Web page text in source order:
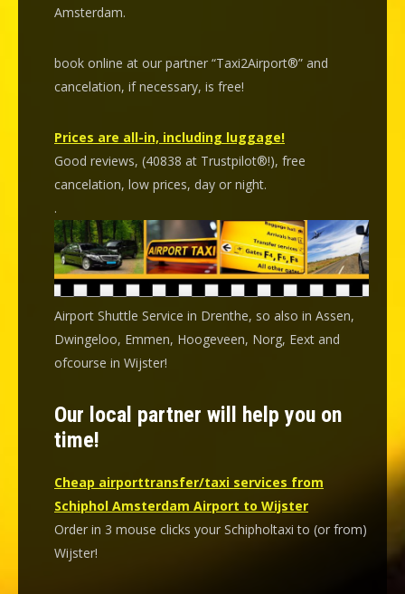
Amsterdam.
book online at our partner “Taxi2Airport®” and
cancelation, if necessary, is free!
Prices are all-in, including luggage!
Good reviews, (40838 at Trustpilot®!), free
cancelation, low prices, day or night.
.
Airport Shuttle Service in Drenthe, so also in Assen,
Dwingeloo, Emmen, Hoogeveen, Norg, Eext and
ofcourse in Wijster!
Our local partner will help you on
time!
Cheap airporttransfer/taxi services from
Schiphol Amsterdam Airport to Wijster
Order in 3 mouse clicks your Schipholtaxi to (or from)
Wijster!